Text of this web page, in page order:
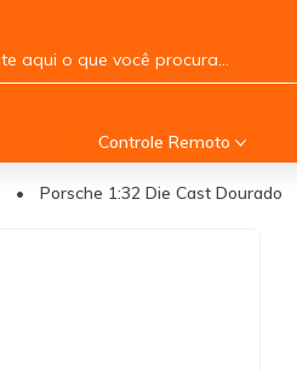
Controle Remoto
• Porsche 1:32 Die Cast Dourado